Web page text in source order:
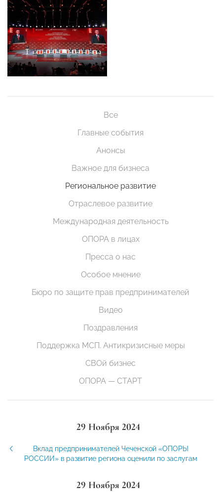
Все
Главные события
Анонсы
Важное для бизнеса
Региональное развитие
Отраслевое развитие
Международная деятельность
ОПОРА в лицах
Пресса о нас
Особое мнение
Бюро по защите прав предпринимателей
Видео
Поздравления
Поддержка МСП. Антикризисные меры
СВОй бизнес
ОПОРА — СТАРТ
29 Ноября 2024
Вклад предпринимателей Чеченской «ОПОРЫ
РОССИИ» в развитие региона оценили по заслугам
29 Ноября 2024